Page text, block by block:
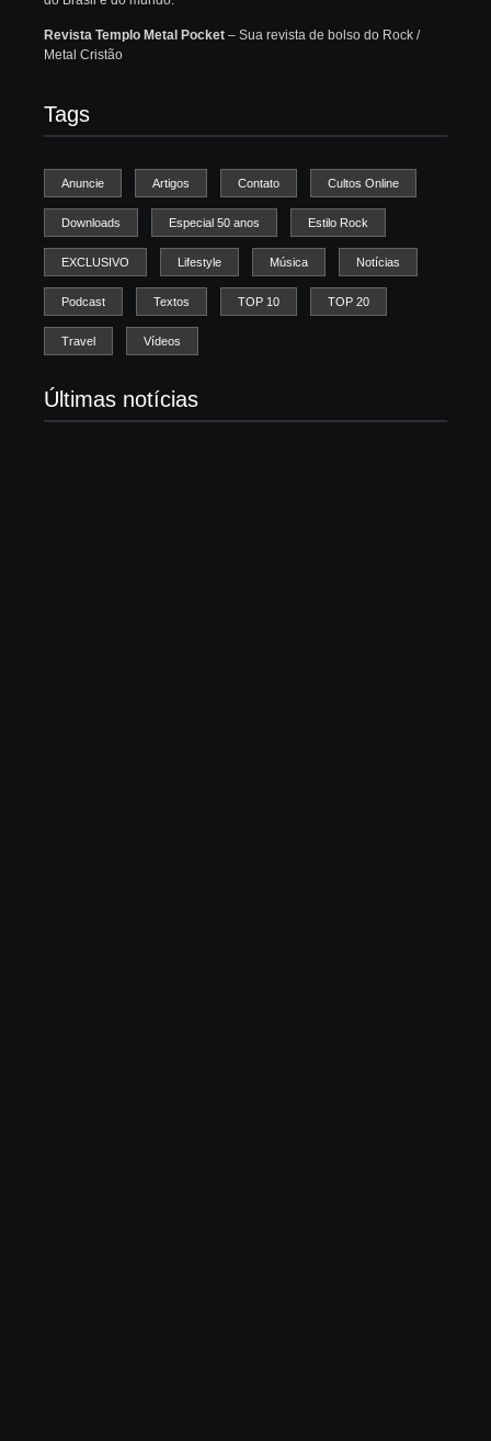
Revista Templo Metal Pocket – Sua revista de bolso do Rock /
Metal Cristão
Tags
Anuncie Artigos Contato Cultos Online
Downloads Especial 50 anos Estilo Rock
EXCLUSIVO Lifestyle Música Notícias
Podcast Textos TOP 10 TOP 20
Travel Vídeos
Últimas notícias